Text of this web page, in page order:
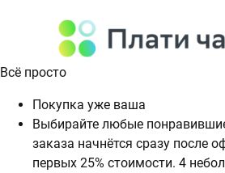
Всё просто
Покупка уже ваша
Выбирайте любые
заказа начнётся сразу после
первых 25% стоимости. 4